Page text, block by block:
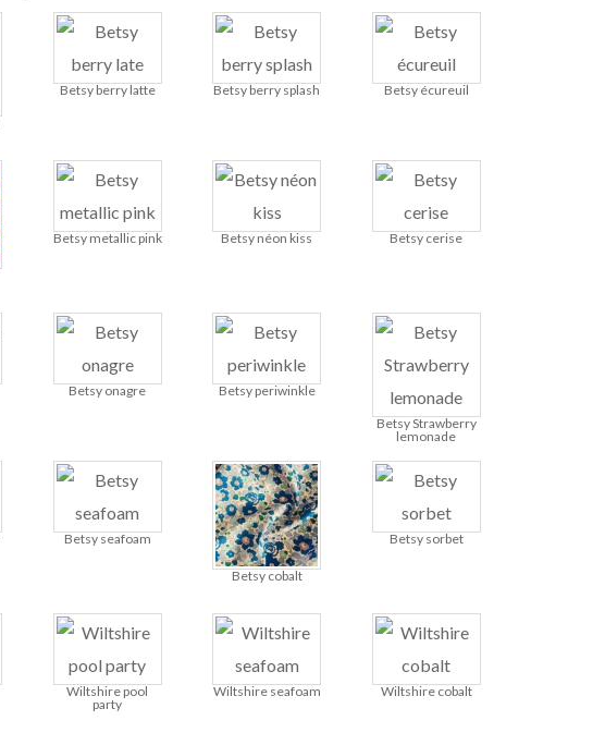
Betsy berry latte Betsy berry splash Betsy écureuil
Betsy metallic pink Betsy néon kiss Betsy cerise
Betsy onagre
Betsy periwinkle
Betsy Strawberry
lemonade
Betsy seafoam
Betsy cobalt
Betsy sorbet
Wiltshire pool
party
Wiltshire seafoam Wiltshire cobalt